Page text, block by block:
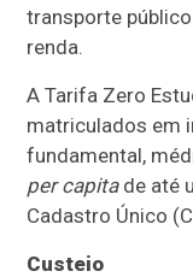
transporte
renda.
A Tarifa Zero
matriculados em
fundamental,
per capitade até
Cadastro Único (
Custeio